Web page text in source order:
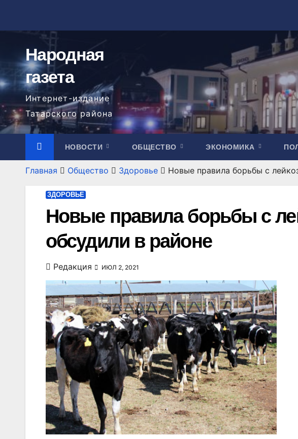
содержимому
Народная
газета
Интернет-издание
Татарского района
НОВОСТИ ОБЩЕСТВО ЭКОНОМИКА
Главная Общество Здоровье Новые правила борьбы с
ЗДОРОВЬЕ
Новые правила борьбы с
обсудили в районе
Редакция ИЮЛ 2, 2021